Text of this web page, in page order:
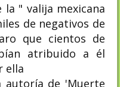
" valija mexicana
de negativos de
que cientos de
atribuido a él
ella
autoría de 'Muerte